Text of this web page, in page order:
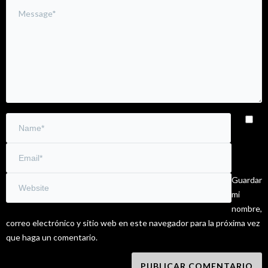
Guardar
mi
nombre,
correo electrónico y sitio web en este navegador para la próxima vez
que haga un comentario.